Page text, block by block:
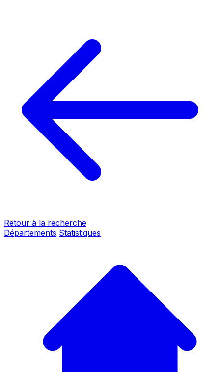
Retour à la recherche
Départements Statistiques